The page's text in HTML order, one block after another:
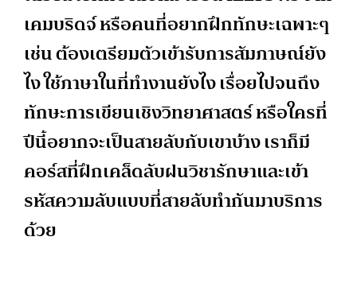
เคมบริดจ์ หรือคนที่อยากฝึกทักษะเฉพาะๆ
เช่น ต้องเตรียมตัวเข้ารับการสัมภาษณ์ยัง
ไง ใช้ภาษาในที่ทำงานยังไง เรื่อยไปจนถึง
ทักษะการเขียนเชิงวิทยาศาสตร์ หรือใครที่
ปีนี้อยากจะเป็นสายลับกับเขาบ้าง เราก็มี
คอร์สที่ฝึกเคล็ดลับฝนวิชารักษาและเข้า
รหัสความลับแบบที่สายลับทำกันมาบริการ
ด้วย